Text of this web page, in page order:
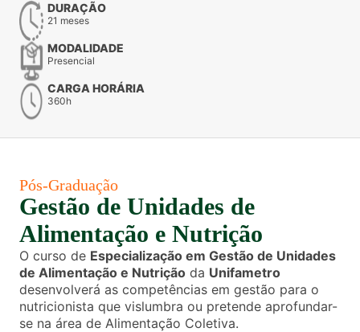
DURAÇÃO
21 meses
MODALIDADE
Presencial
CARGA HORÁRIA
360h
Pós-Graduação
Gestão de Unidades de
Alimentação e Nutrição
O curso de Especialização em Gestão de Unidades
de Alimentação e Nutrição da Unifametro
desenvolverá as competências em gestão para o
nutricionista que vislumbra ou pretende aprofundar-
se na área de Alimentação Coletiva.